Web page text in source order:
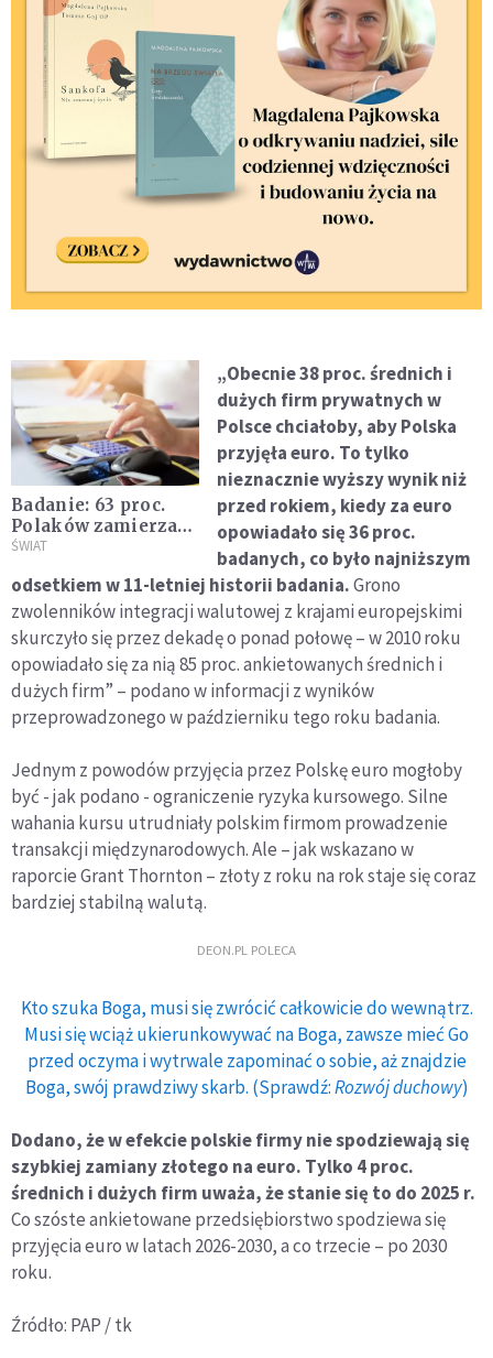
Badanie: 63 proc.
Polaków zamierza
ograniczyć swoje
które średnio
wyniosą 1415 zł
ŚWIAT
„Obecnie 38 proc. średnich i
dużych firm prywatnych w
Polsce chciałoby, aby Polska
przyjęła euro. To tylko
nieznacznie wyższy wynik niż
przed rokiem, kiedy za euro
opowiadało się 36 proc.
badanych, co było najniższym
odsetkiem w 11-letniej historii badania.Grono
zwolenników integracji walutowej z krajami europejskimi
skurczyło się przez dekadę o ponad połowę – w 2010 roku
opowiadało się za nią 85 proc. ankietowanych średnich i
dużych firm” – podano w informacji z wyników
przeprowadzonego w październiku tego roku badania.
Jednym z powodów przyjęcia przez Polskę euro mogłoby
być - jak podano - ograniczenie ryzyka kursowego. Silne
wahania kursu utrudniały polskim firmom prowadzenie
transakcji międzynarodowych. Ale – jak wskazano w
raporcie Grant Thornton – złoty z roku na rok staje się coraz
bardziej stabilną walutą.
DEON.PL POLECA
Kto szuka Boga, musi się zwrócić całkowicie do wewnątrz.
Musi się wciąż ukierunkowywać na Boga, zawsze mieć Go
przed oczyma i wytrwale zapominać o sobie, aż znajdzie
Boga, swój prawdziwy skarb. (Sprawdź:Rozwój duchowy)
Dodano, że w efekcie polskie firmy nie spodziewają się
szybkiej zamiany złotego na euro. Tylko 4 proc.
średnich i dużych firm uważa, że stanie się to do 2025 r.
Co szóste ankietowane przedsiębiorstwo spodziewa się
przyjęcia euro w latach 2026-2030, a co trzecie – po 2030
roku.
Źródło: PAP / tk